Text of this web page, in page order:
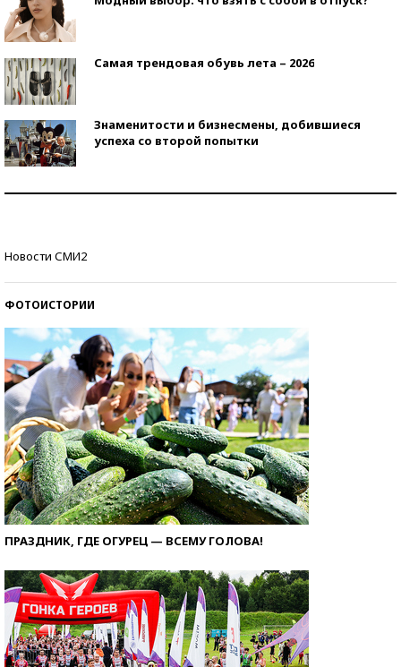
Самая трендовая обувь лета – 2026
Знаменитости и бизнесмены, добившиеся
успеха со второй попытки
Новости СМИ2
ФОТОИСТОРИИ
ПРАЗДНИК, ГДЕ ОГУРЕЦ — ВСЕМУ ГОЛОВА!